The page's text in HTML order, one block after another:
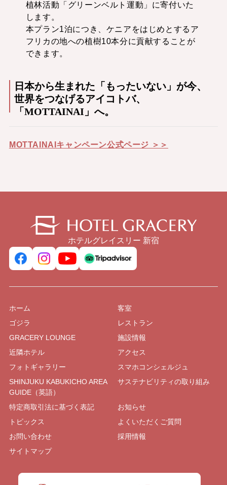
植林活動「グリーンベルト運動」に寄付いた
します。
本プラン1泊につき、ケニアをはじめとするア
フリカの地への植樹10本分に貢献することが
できます。
日本から生まれた「もったいない」が今、
世界をつなげるアイコトバ、
「MOTTAINAI」へ。
MOTTAINAIキャンペーン公式ページ ＞＞
ホテルグレイスリー 新宿
ホーム
客室
ゴジラ
レストラン
GRACERY LOUNGE
施設情報
近隣ホテル
アクセス
フォトギャラリー
スマホコンシェルジュ
SHINJUKU KABUKICHO AREA
GUIDE（英語）
サステナビリティの取り組み
特定商取引法に基づく表記
お知らせ
トピックス
よくいただくご質問
お問い合わせ
採用情報
サイトマップ